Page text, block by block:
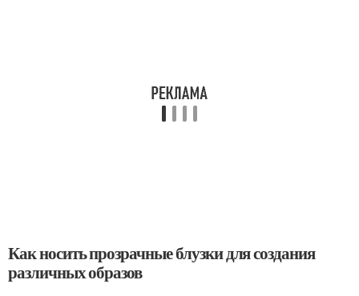
Как носить прозрачные блузки для создания
различных образов